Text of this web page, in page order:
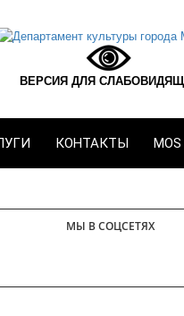
ВЕРСИЯ ДЛЯ
КОНТАКТЫ MOS
МЫ В СОЦСЕТЯХ